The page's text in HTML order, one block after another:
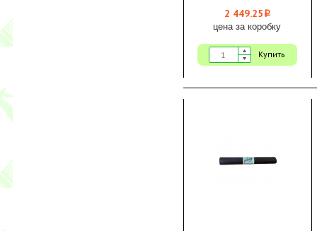
2 449.25 i
цена за коробку
Купить